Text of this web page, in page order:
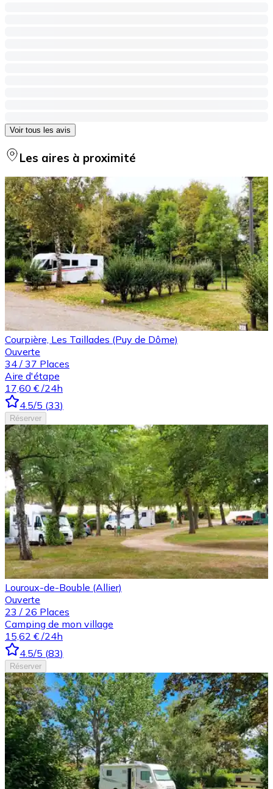
Voir tous les avis
Les aires à proximité
Courpière, Les Taillades (Puy de Dôme)
Ouverte
34 / 37 Places
Aire d'étape
17,60 € /24h
4.5/5 (33)
Réserver
Louroux-de-Bouble (Allier)
Ouverte
23 / 26 Places
Camping de mon village
15,62 € /24h
4.5/5 (83)
Réserver